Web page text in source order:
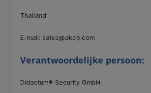
Thailand
E-mail: sales@akcp.com
Verantwoordelijke persoon:
Didactum® Security GmbH